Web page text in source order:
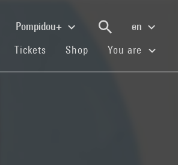
Pompidou+
en
(current)
Tickets (current)
Shop (current)You are